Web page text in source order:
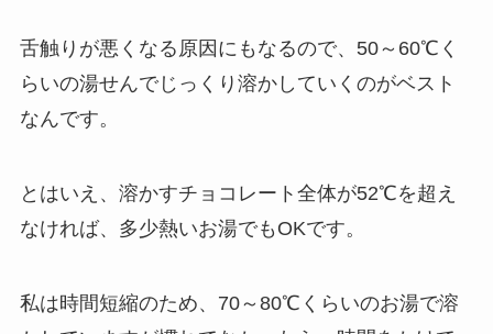
舌触りが悪くなる原因にもなるので、50～60℃く
らいの湯せんでじっくり溶かしていくのがベスト
なんです。
とはいえ、溶かすチョコレート全体が52℃を超え
なければ、多少熱いお湯でもOKです。
私は時間短縮のため、70～80℃くらいのお湯で溶